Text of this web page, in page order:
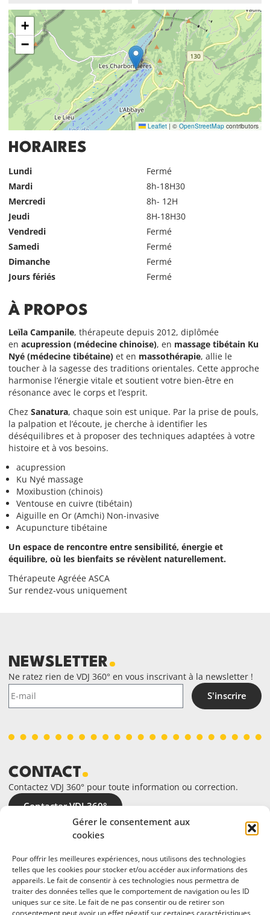
Gérer le consentement aux
cookies
Pour offrir les meilleures expériences, nous utilisons des technologies
telles que les cookies pour stocker et/ou accéder aux informations des
appareils. Le fait de consentir à ces technologies nous permettra de
traiter des données telles que le comportement de navigation ou les ID
uniques sur ce site. Le fait de ne pas consentir ou de retirer son
consentement peut avoir un effet négatif sur certaines caractéristiques
+
−
Leaflet | ©OpenStreetMap contributors
HORAIRES
Lundi
Fermé
Mardi
8h-18H30
Mercredi
8h- 12H
Jeudi
8H-18H30
Vendredi
Fermé
Samedi
Fermé
Dimanche
Fermé
Jours fériés
Fermé
À PROPOS
Leïla Campanile, thérapeute depuis 2012, diplômée
en acupression (médecine chinoise), en massage tibétain Ku
Nyé (médecine tibétaine)et en massothérapie, allie le
toucher à la sagesse des traditions orientales. Cette approche
harmonise l’énergie vitale et soutient votre bien-être en
résonance avec le corps et l’esprit.
Chez Sanatura, chaque soin est unique. Par la prise de pouls,
la palpation et l’écoute, je cherche à identifier les
déséquilibres et à proposer des techniques adaptées à votre
histoire et à vos besoins.
acupression
Ku Nyé massage
Moxibustion (chinois)
Ventouse en cuivre (tibétain)
Aiguille en Or (Amchi) Non-invasive
Acupuncture tibétaine
Un espace de rencontre entre sensibilité, énergie et
équilibre, où les bienfaits se révèlent naturellement.
Thérapeute Agréée ASCA
Sur rendez-vous uniquement
NEWSLETTER
Ne ratez rien de VDJ 360° en vous inscrivant à la newsletter !
S'inscrire
CONTACT
Contactez VDJ 360° pour toute information ou correction.
Contacter VDJ 360°